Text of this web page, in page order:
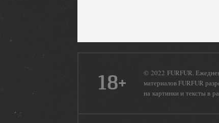
18+
© 2022 FURFUR.
материалов FURFUR
на картинки и тексты в